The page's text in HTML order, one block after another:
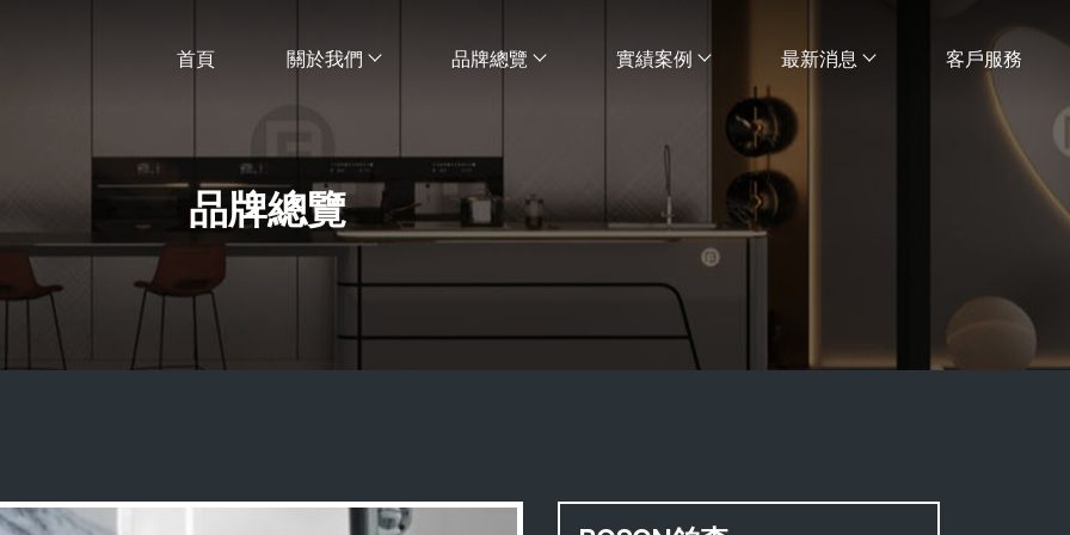
首頁 關於我們 品牌總覽 實績案例 最新消息 客戶服務
品牌總覽